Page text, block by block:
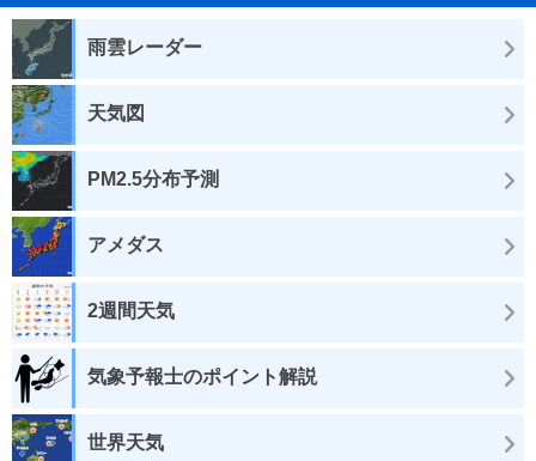
雨雲レーダー
天気図
PM2.5分布予測
アメダス
2週間天気
気象予報士のポイント解説
世界天気